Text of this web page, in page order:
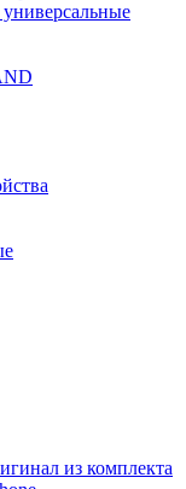
из комплекта